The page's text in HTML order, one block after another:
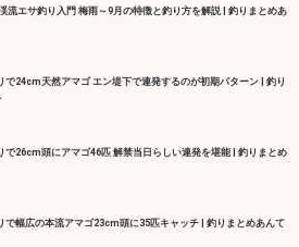
流エサ釣り入門 梅雨～9月の特徴と釣り方を解説 | 釣りまとめあ
で24cm天然アマゴ エン堤下で連発するのが初期パターン | 釣り
で26cm頭にアマゴ46匹 解禁当日らしい連発を堪能 | 釣りまとめ
で幅広の本流アマゴ23cm頭に35匹キャッチ | 釣りまとめあんて